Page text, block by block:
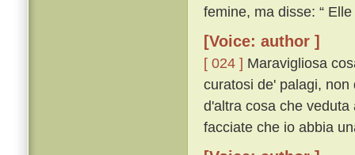
femine, ma disse: “
[Voice: author ]
[ 024 ] Maravigliosa
curatosi de' palagi,
d'altra cosa che
facciate che io abbia